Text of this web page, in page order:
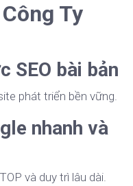
Ty
SEO bài bản
phát triển bền vững.
nhanh và
và duy trì lâu dài.